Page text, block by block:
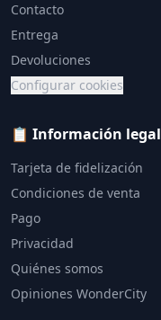
Contacto
Entrega
Devoluciones
Configurar cookies
📋 Información legal
Tarjeta de fidelización
Condiciones de venta
Pago
Privacidad
Quiénes somos
Opiniones WonderCity